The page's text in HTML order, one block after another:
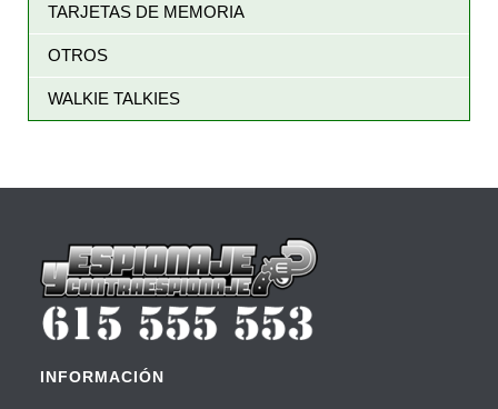
TARJETAS DE MEMORIA
OTROS
WALKIE TALKIES
INFORMACIÓN